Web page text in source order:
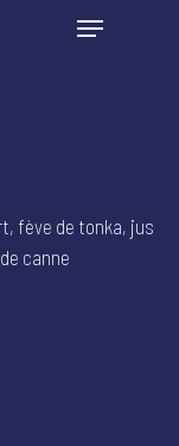
fève de tonka, jus
canne